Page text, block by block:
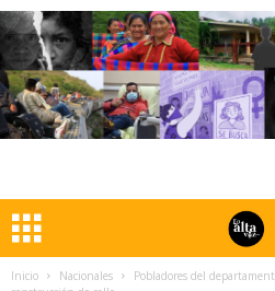
Inicio Nacionales
Pobladores del